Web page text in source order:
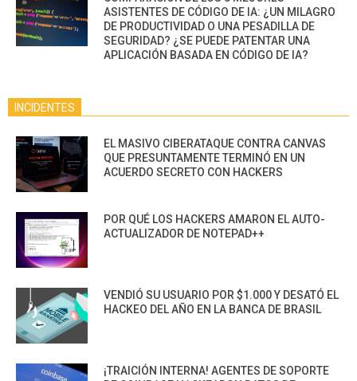
ASISTENTES DE CÓDIGO DE IA: ¿UN MILAGRO
DE PRODUCTIVIDAD O UNA PESADILLA DE
SEGURIDAD? ¿SE PUEDE PATENTAR UNA
APLICACIÓN BASADA EN CÓDIGO DE IA?
INCIDENTES
EL MASIVO CIBERATAQUE CONTRA CANVAS
QUE PRESUNTAMENTE TERMINÓ EN UN
ACUERDO SECRETO CON HACKERS
POR QUÉ LOS HACKERS AMARON EL AUTO-
ACTUALIZADOR DE NOTEPAD++
VENDIÓ SU USUARIO POR $1.000 Y DESATÓ EL
HACKEO DEL AÑO EN LA BANCA DE BRASIL
¡TRAICIÓN INTERNA! AGENTES DE SOPORTE